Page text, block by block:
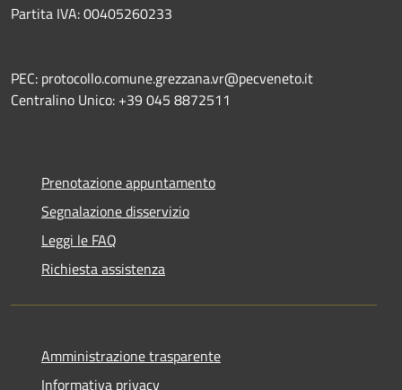
Partita IVA: 00405260233
PEC: protocollo.comune.grezzana.vr@pecveneto.it
Centralino Unico: +39 045 8872511
Prenotazione appuntamento
Segnalazione disservizio
Leggi le FAQ
Richiesta assistenza
Amministrazione trasparente
Informativa privacy